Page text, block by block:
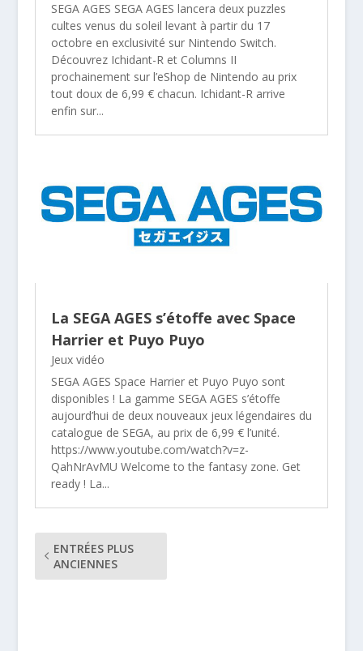
SEGA AGES SEGA AGES lancera deux puzzles
cultes venus du soleil levant à partir du 17
octobre en exclusivité sur Nintendo Switch.
Découvrez Ichidant-R et Columns II
prochainement sur l’eShop de Nintendo au prix
tout doux de 6,99 € chacun. Ichidant-R arrive
enfin sur...
La SEGA AGES s’étoffe avec Space
Harrier et Puyo Puyo
Jeux vidéo
SEGA AGES Space Harrier et Puyo Puyo sont
disponibles ! La gamme SEGA AGES s’étoffe
aujourd’hui de deux nouveaux jeux légendaires du
catalogue de SEGA, au prix de 6,99 € l’unité.
https://www.youtube.com/watch?v=z-
QahNrAvMU Welcome to the fantasy zone. Get
ready ! La...
ENTRÉES PLUS
ANCIENNES